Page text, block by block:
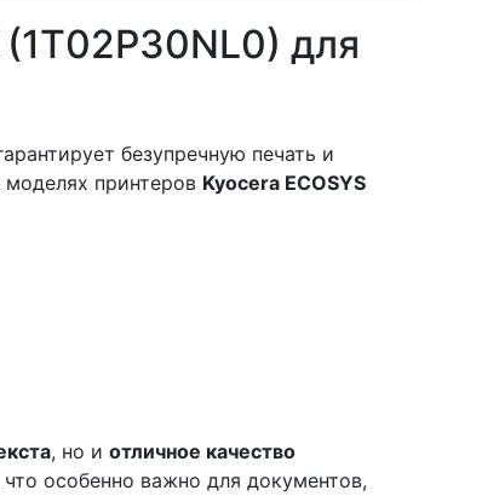
для
безупречную печать и
принтеров Kyocera ECOSYS
, но и отличное качество
особенно важно для документов,